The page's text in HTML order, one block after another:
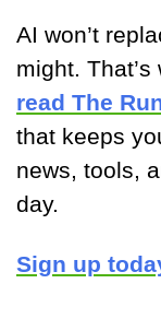
AI won’t
might. That’s
read The
that keeps
news, tools,
day.
Sign up